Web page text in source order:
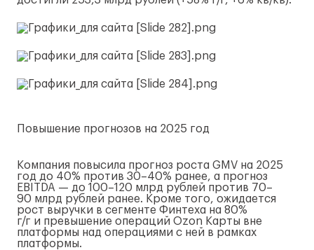
Повышение прогнозов на 2025 год
Компания повысила прогноз роста GMV на 2025
год до 40% против 30–40% ранее, а прогноз
EBITDA — до 100–120 млрд рублей против 70–
90 млрд рублей ранее. Кроме того, ожидается
рост выручки в сегменте Финтеха на 80%
г/г и превышение операций Ozon Карты вне
платформы над операциями с ней в рамках
платформы.